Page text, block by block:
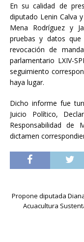
En su calidad de
diputado Lenin Calva
Mena Rodríguez y
pruebas y datos que
revocación de
parlamentario LXIV-
seguimiento
haya lugar.
Dicho informe fue
Juicio Político,
Responsabilidad de
dictamen
Propone diputada
Acuacultura